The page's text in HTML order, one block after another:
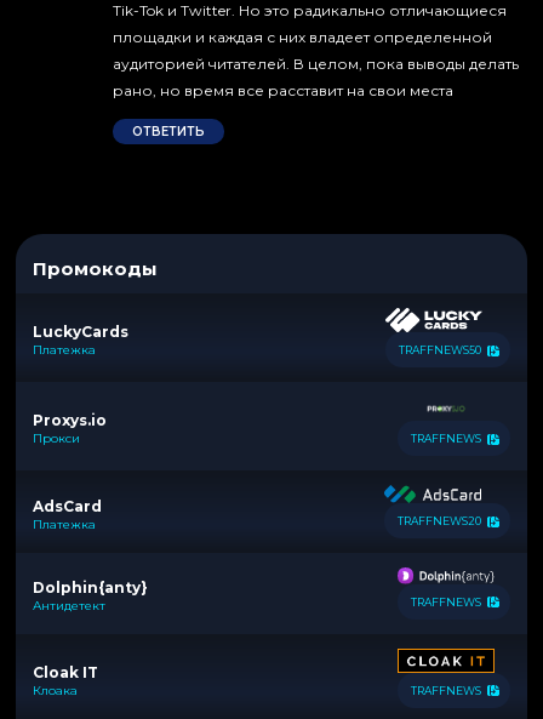
Tik-Tok и Twitter. Но это радикально отличающиеся
площадки и каждая с них владеет определенной
аудиторией читателей. В целом, пока выводы делать
рано, но время все расставит на свои места
ОТВЕТИТЬ
Промокоды
LuckyCards
Платежка TRAFFNEWS50
Proxys.io
Прокси TRAFFNEWS
AdsCard
Платежка TRAFFNEWS20
Dolphin{anty}
Антидетект TRAFFNEWS
Cloak IT
Клоака TRAFFNEWS